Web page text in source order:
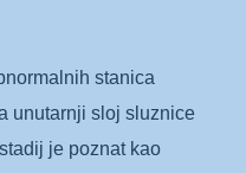
stanica
unutarnji sloj sluznice
je poznat kao